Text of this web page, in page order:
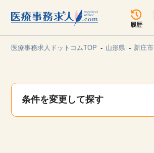
履歴
医療事務求人ドットコムTOP 山形県 新庄市
条件を変更して探す
所在地のエリアを選択してください
各支店担当よりご連絡させていただきます。
関東